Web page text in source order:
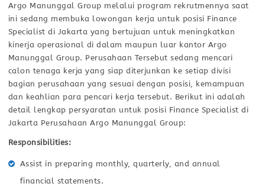
Argo Manunggal Group melalui program rekrutmennya saat
ini sedang membuka lowongan kerja untuk posisi Finance
Specialist di Jakarta yang bertujuan untuk meningkatkan
kinerja operasional di dalam maupun luar kantor Argo
Manunggal Group. Perusahaan Tersebut sedang mencari
calon tenaga kerja yang siap diterjunkan ke setiap divisi
bagian perusahaan yang sesuai dengan posisi, kemampuan
dan keahlian para pencari kerja tersebut. Berikut ini adalah
detail lengkap persyaratan untuk posisi Finance Specialist di
Jakarta Perusahaan Argo Manunggal Group:
Responsibilities:
Assist in preparing monthly, quarterly, and annual
financial statements.